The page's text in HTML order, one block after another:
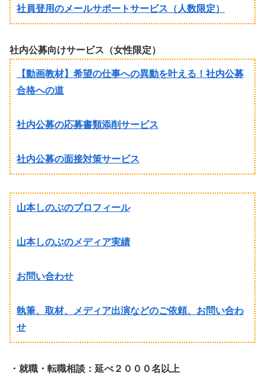
社員登用のメールサポートサービス（人数限定）
社内公募向けサービス（女性限定）
【動画教材】希望の仕事への異動を叶える！社内公募
合格への道
社内公募の応募書類添削サービス
社内公募の面接対策サービス
山本しのぶのプロフィール
山本しのぶのメディア実績
お問い合わせ
執筆、取材、メディア出演などのご依頼、お問い合わ
せ
・就職・転職相談：延べ２０００名以上